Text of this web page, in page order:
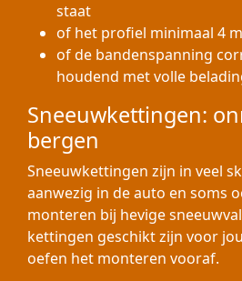
staat
of het profiel minimaal 4
of de bandenspanning
houdend met volle
Sneeuwkettingen:
bergen
Sneeuwkettingen zijn in veel
aanwezig in de auto en soms
monteren bij hevige
kettingen geschikt zijn voor
oefen het monteren vooraf.